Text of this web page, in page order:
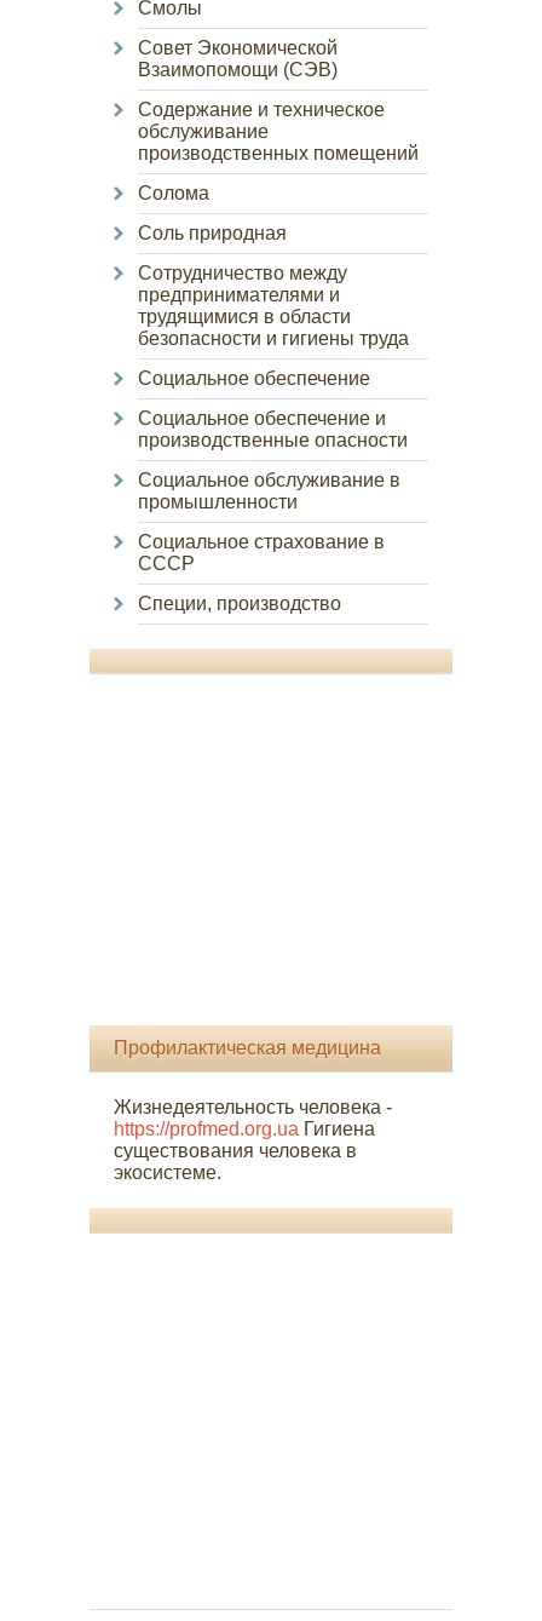
Смолы
Совет Экономической
Взаимопомощи (СЭВ)
Содержание и техническое
обслуживание
производственных помещений
Солома
Соль природная
Сотрудничество между
предпринимателями и
трудящимися в области
безопасности и гигиены труда
Социальное обеспечение
Социальное обеспечение и
производственные опасности
Социальное обслуживание в
промышленности
Социальное страхование в
СССР
Специи, производство
Профилактическая медицина
Жизнедеятельность человека -
https://profmed.org.ua Гигиена
существования человека в
экосистеме.